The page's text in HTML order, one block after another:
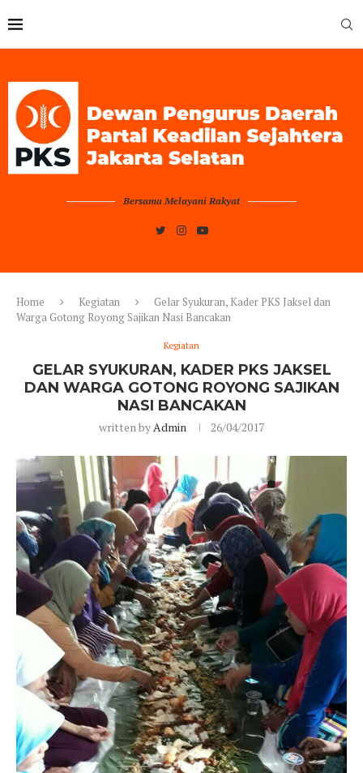
Bersama Melayani Rakyat
Home Kegiatan
Gelar Syukuran, Kader PKS Jaksel dan
Warga Gotong Royong Sajikan Nasi Bancakan
Kegiatan
GELAR SYUKURAN, KADER PKS JAKSEL
DAN WARGA GOTONG ROYONG SAJIKAN
NASI BANCAKAN
written byAdmin 26/04/2017